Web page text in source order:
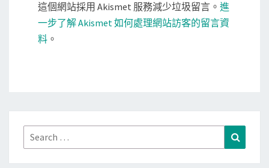
這個網站採用 Akismet 服務減少垃圾留言。 進
一步了解 Akismet 如何處理網站訪客的留言資
料 。
Search
for: